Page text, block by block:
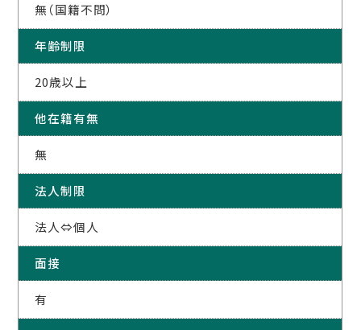
無（国籍不問）
年齢制限
20歳以上
他在籍有無
無
法人制限
法人⇔個人
面接
有